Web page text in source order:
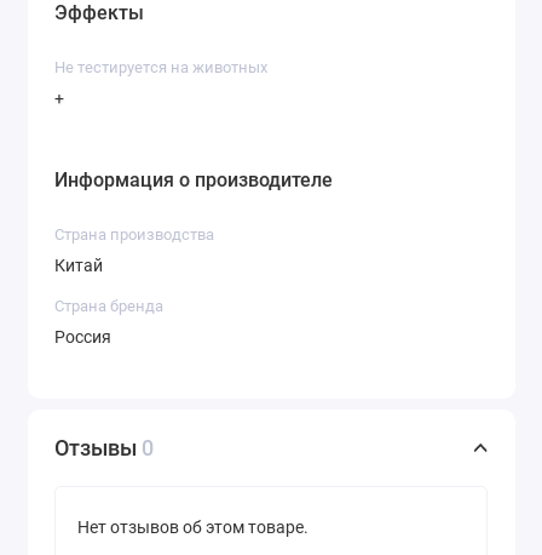
Эффекты
Не тестируется на животных
+
Информация о производителе
Страна производства
Китай
Страна бренда
Россия
Отзывы 0
Нет отзывов об этом товаре.